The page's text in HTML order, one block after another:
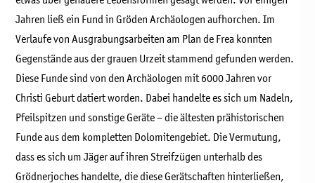
Jahren ließ ein Fund in Gröden Archäologen aufhorchen. Im
Verlaufe von Ausgrabungsarbeiten am Plan de Frea konnten
Gegenstände aus der grauen Urzeit stammend gefunden werden.
Diese Funde sind von den Archäologen mit 6000 Jahren vor
Christi Geburt datiert worden. Dabei handelte es sich um Nadeln,
Pfeilspitzen und sonstige Geräte – die ältesten prähistorischen
Funde aus dem kompletten Dolomitengebiet. Die Vermutung,
dass es sich um Jäger auf ihren Streifzügen unterhalb des
Grödnerjoches handelte, die diese Gerätschaften hinterließen,